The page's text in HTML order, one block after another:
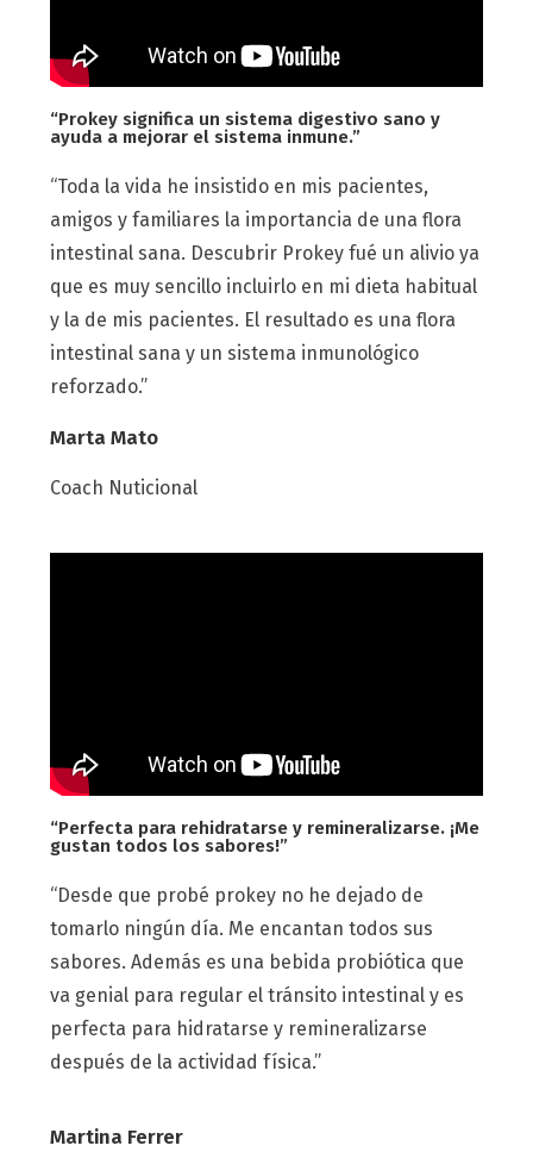
“Prokey significa un sistema digestivo sano y
ayuda a mejorar el sistema inmune.”
“Toda la vida he insistido en mis pacientes,
amigos y familiares la importancia de una flora
intestinal sana. Descubrir Prokey fué un alivio ya
que es muy sencillo incluirlo en mi dieta habitual
y la de mis pacientes. El resultado es una flora
intestinal sana y un sistema inmunológico
reforzado.”
Marta Mato
Coach Nuticional
“Perfecta para rehidratarse y remineralizarse. ¡Me
gustan todos los sabores!”
“Desde que probé prokey no he dejado de
tomarlo ningún día. Me encantan todos sus
sabores. Además es una bebida probiótica que
va genial para regular el tránsito intestinal y es
perfecta para hidratarse y remineralizarse
después de la actividad física.”
Martina Ferrer